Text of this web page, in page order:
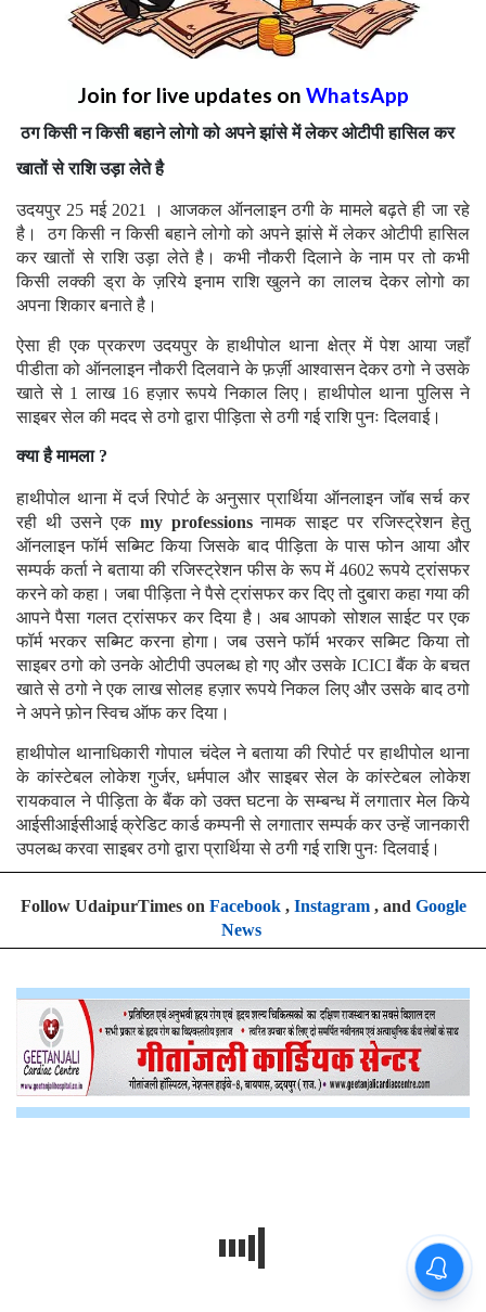
Join for live updates on WhatsApp
ठग किसी न किसी बहाने लोगो को अपने झांसे में लेकर ओटीपी हासिल कर
खातों से राशि उड़ा लेते है
उदयपुर 25 मई 2021 । आजकल ऑनलाइन ठगी के मामले बढ़ते ही जा रहे
है। ठग किसी न किसी बहाने लोगो को अपने झांसे में लेकर ओटीपी हासिल
कर खातों से राशि उड़ा लेते है। कभी नौकरी दिलाने के नाम पर तो कभी
किसी लक्की ड्रा के ज़रिये इनाम राशि खुलने का लालच देकर लोगो का
अपना शिकार बनाते है।
ऐसा ही एक प्रकरण उदयपुर के हाथीपोल थाना क्षेत्र में पेश आया जहाँ
पीडीता को ऑनलाइन नौकरी दिलवाने के फ़र्ज़ी आश्वासन देकर ठगो ने उसके
खाते से 1 लाख 16 हज़ार रूपये निकाल लिए। हाथीपोल थाना पुलिस ने
साइबर सेल की मदद से ठगो द्वारा पीड़िता से ठगी गई राशि पुनः दिलवाई।
क्या है मामला ?
हाथीपोल थाना में दर्ज रिपोर्ट के अनुसार प्रार्थिया ऑनलाइन जॉब सर्च कर
रही थी उसने एक my professionsनामक साइट पर रजिस्ट्रेशन हेतु
ऑनलाइन फॉर्म सब्मिट किया जिसके बाद पीड़िता के पास फोन आया और
सम्पर्क कर्ता ने बताया की रजिस्ट्रेशन फीस के रूप में 4602 रूपये ट्रांसफर
करने को कहा। जबा पीड़िता ने पैसे ट्रांसफर कर दिए तो दुबारा कहा गया की
आपने पैसा गलत ट्रांसफर कर दिया है। अब आपको सोशल साईट पर एक
फॉर्म भरकर सब्मिट करना होगा। जब उसने फॉर्म भरकर सब्मिट किया तो
साइबर ठगो को उनके ओटीपी उपलब्ध हो गए और उसके ICICI बैंक के बचत
खाते से ठगो ने एक लाख सोलह हज़ार रूपये निकल लिए और उसके बाद ठगो
ने अपने फ़ोन स्विच ऑफ कर दिया।
हाथीपोल थानाधिकारी गोपाल चंदेल ने बताया की रिपोर्ट पर हाथीपोल थाना
के कांस्टेबल लोकेश गुर्जर, धर्मपाल और साइबर सेल के कांस्टेबल लोकेश
रायकवाल ने पीड़िता के बैंक को उक्त घटना के सम्बन्ध में लगातार मेल किये
आईसीआईसीआई क्रेडिट कार्ड कम्पनी से लगातार सम्पर्क कर उन्हें जानकारी
उपलब्ध करवा साइबर ठगो द्वारा प्रार्थिया से ठगी गई राशि पुनः दिलवाई।
Follow UdaipurTimes on Facebook, Instagram, and Google
News